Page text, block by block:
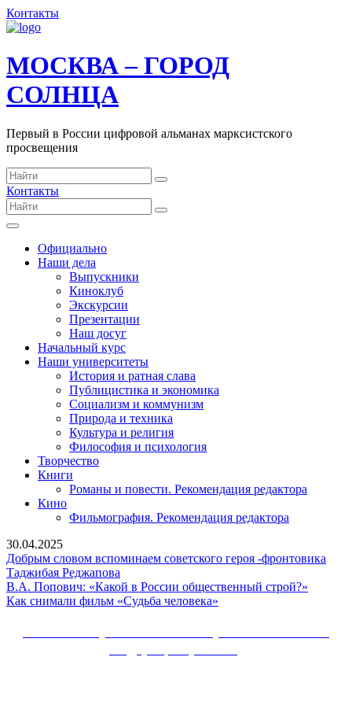
Контакты
МОСКВА – ГОРОД
СОЛНЦА
Первый в России цифровой альманах марксистского
просвещения
Контакты
Официально
Наши дела
Выпускники
Киноклуб
Экскурсии
Презентации
Наш досуг
Начальный курс
Наши университеты
История и ратная слава
Публицистика и экономика
Социализм и коммунизм
Природа и техника
Культура и религия
Философия и психология
Творчество
Книги
Романы и повести. Рекомендация редактора
Кино
Фильмография. Рекомендация редактора
30.04.2025
Добрым словом вспоминаем советского героя -фронтовика
Таджибая Реджапова
словом
вспоминаем
-фронтовика
Таджибая
В.А. Попович: «Какой в России общественный строй?»
России
Как снимали фильм «Судьба человека»
«Судьба
человека»